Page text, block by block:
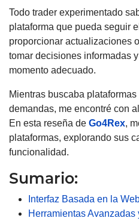
Todo trader experimentado
plataforma que pueda seguir
proporcionar actualizaciones
tomar decisiones informadas
momento adecuado.
Mientras buscaba
demandas, me encontré con
En esta reseña de Go4Rex,
plataformas, explorando sus
funcionalidad.
Sumario:
Interfaz Basada en la
Herramientas